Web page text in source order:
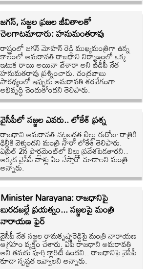
జగన్, సజ్జల ప్రజల జీవితాలతో
చెలగాటమాడారు: హనుమంతరావు
రాష్ట్రంలో జగన్ మోహన్ రెడ్డి ముఖ్యమంత్రిగా ఉన్న
కాలంలో అమరావతి రాజధాని నిర్మాణంలో ఒక్క
ఇటుక రాయి అయినా వేశారా అని టీడీపీ నేత
హనుమతరావు ప్రశ్నించారు. చంద్రబాబు
సారథ్యంలో ఇప్పుడు అమరావతి శరవేగంగా
అభివృద్ధి చెందుతోందని తెలిపారు.
వైసీపీలో సజ్జల ఎవరు.. లోకేశ్ ప్రశ్న
రాజధాని అమరావతి చట్టబద్ధత బిల్లు ఈరోజు రాత్రికి
ఢిల్లీకి వెళ్తుందని మంత్రి నారా లోకేశ్ తెలిపారు.
ఏప్రిల్ 2న పార్లమెంట్‌లో బిల్లు ప్రవేశపెడతారని..
అక్కడ వైసీపీ వాళ్లు ఏం చేస్తారో చూడాలని మంత్రి
అన్నారు.
Minister Narayana: రాజధానిపై
బురదజల్లే ప్రయత్నం... సజ్జలపై మంత్రి
నారాయణ ఫైర్
వైసీపీ నేత సజ్జల రామకృష్ణారెడ్డిపై మంత్రి నారాయణ
ఆగ్రహం వ్యక్తం చేశారు. ఏపీ రాజధాని అమరావతి
అని తమకు పూర్తి క్లారిటీ ఉందని.. రాజధానిపై వైసీపీ
కూడా స్పష్టత ఇవ్వాలని అన్నారు.